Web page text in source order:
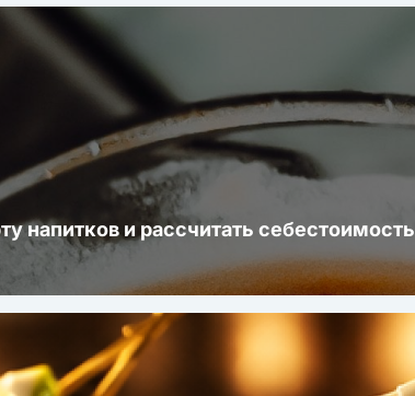
напитков и рассчитать себестоимость